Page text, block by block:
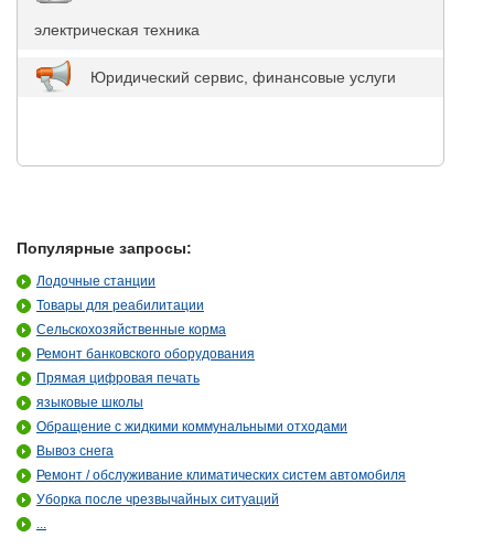
электрическая техника
Юридический сервис, финансовые услуги
Популярные запросы:
Лодочные станции
Товары для реабилитации
Сельскохозяйственные корма
Ремонт банковского оборудования
Прямая цифровая печать
языковые школы
Обращение с жидкими коммунальными отходами
Вывоз снега
Ремонт / обслуживание климатических систем автомобиля
Уборка после чрезвычайных ситуаций
...